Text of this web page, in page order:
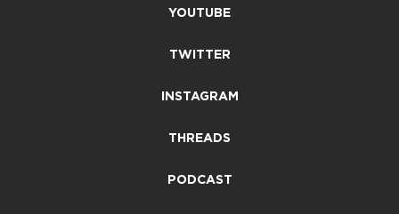
YOUTUBE
TWITTER
INSTAGRAM
THREADS
PODCAST